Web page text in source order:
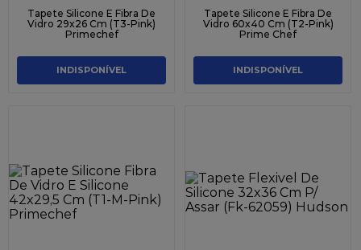
Tapete Silicone E Fibra De
Vidro 29x26 Cm (T3-Pink)
Primechef
INDISPONÍVEL
Tapete Silicone E Fibra De
Vidro 60x40 Cm (T2-Pink)
Prime Chef
INDISPONÍVEL